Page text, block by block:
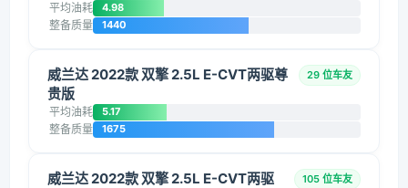
平均油耗 4.98
整备质量 1440
威兰达 2022款 双擎 2.5L E-CVT两驱尊
贵版
29 位车友
平均油耗 5.17
整备质量 1675
威兰达 2022款 双擎 2.5L E-CVT两驱
105 位车友